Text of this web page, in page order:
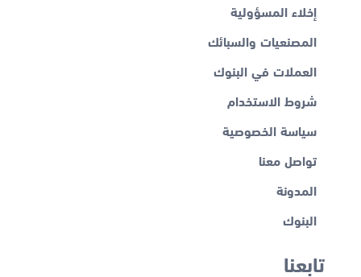
إخلاء المسؤولية
المصنعيات والسبائك
العملات في البنوك
شروط الاستخدام
سياسة الخصوصية
تواصل معنا
المدونة
البنوك
تابعنا